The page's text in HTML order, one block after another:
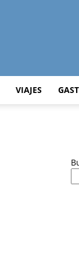
VIAJES